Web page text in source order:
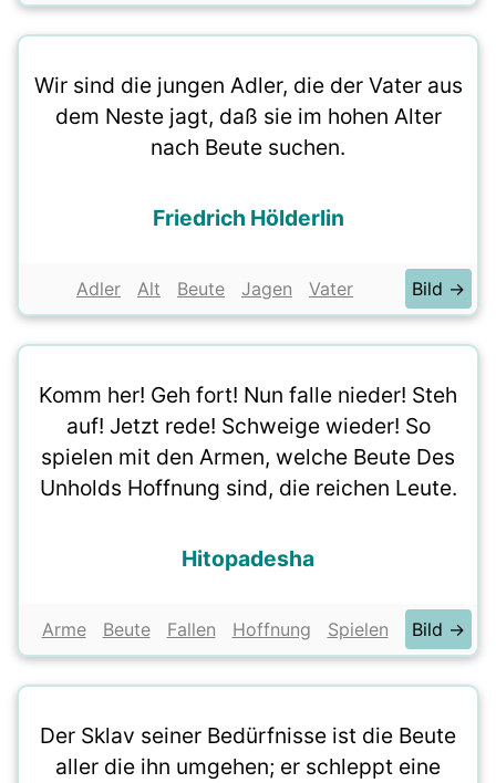
Wir sind die jungen Adler, die der Vater aus
dem Neste jagt, daß sie im hohen Alter
nach Beute suchen.
Friedrich Hölderlin
Adler Alt Beute Jagen Vater Bild →
Komm her! Geh fort! Nun falle nieder! Steh
auf! Jetzt rede! Schweige wieder! So
spielen mit den Armen, welche Beute Des
Unholds Hoffnung sind, die reichen Leute.
Hitopadesha
Arme Beute Fallen Hoffnung Spielen Bild →
Der Sklav seiner Bedürfnisse ist die Beute
aller die ihn umgehen; er schleppt eine